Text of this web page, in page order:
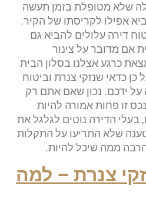
שלא מטופלת בזמן תעשה
אפילו לקריסתו של הקיר.
דירה עלולים להביא גם
אם מדובר על צינור
כרגע אצלנו בסלון הבית
כדאי שנזקי צנרת וביטוח
על ידכם. נכון שאם אתם רק
זו פחות אמורה להיות
הדירה נוטים לגלגל את
שלא התריעו על התקלות
ממה שיכל להיות.
צנרת – למה